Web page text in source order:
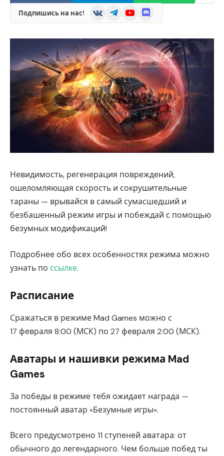
Подпишись на нас! VKontakteTelegramYouTubeDiscord
Невидимость, регенерация повреждений,
ошеломляющая скорость и сокрушительные
тараны — врывайся в самый сумасшедший и
безбашенный режим игры и побеждай с помощью
безумных модификаций!
Подробнее обо всех особенностях режима можно
узнать по ссылке.
Расписание
Сражаться в режиме Mad Games можно с
17 февраля 8:00 (МСК) по 27 февраля 2:00 (МСК).
Аватары и нашивки режима Mad
Games
За победы в режиме тебя ожидает награда —
постоянный аватар «Безумные игры».
Всего предусмотрено 11 ступеней аватара: от
обычного до легендарного. Чем больше побед ты